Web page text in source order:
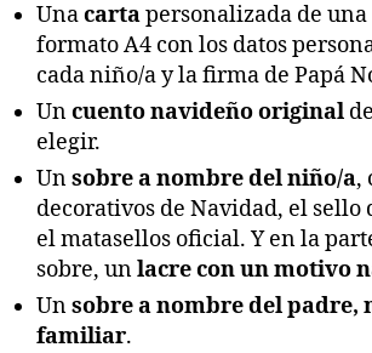
Unacartapersonalizada de una
formato A4 con los datos
cada niño/a y la firma de Papá
Uncuento navideñooriginal
elegir.
Unsobre a nombre del niño/a,
decorativos de Navidad, el sello
el matasellos oficial. Y en la
sobre, unlacre con un motivo
Unsobre a nombre del padre,
familiar.